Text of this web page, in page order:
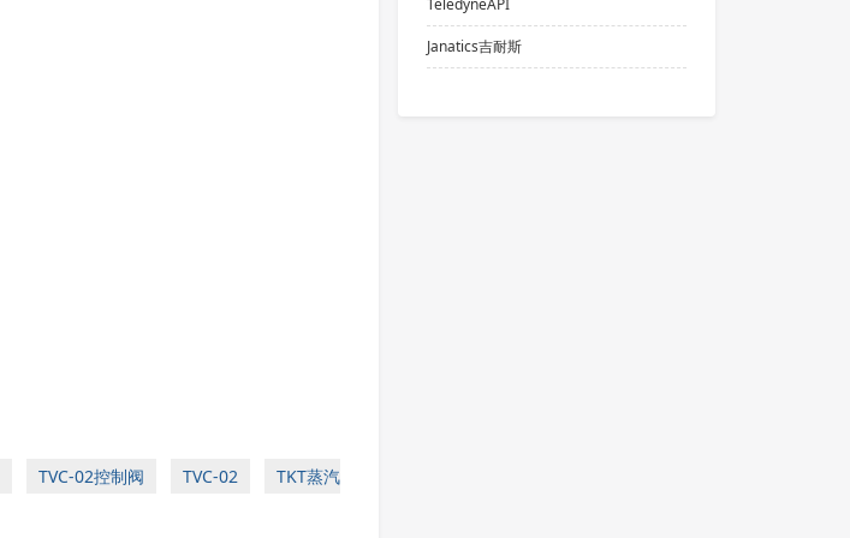
TVC-02控制阀 TVC-02
TKT蒸汽
TeledyneAPI
Janatics吉耐斯